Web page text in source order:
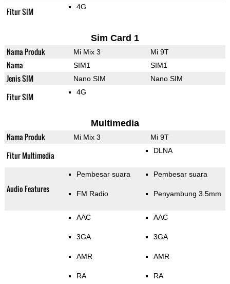
Fitur SIM 4G
Sim Card 1
Nama Produk Mi Mix 3 Mi 9T
Nama SIM1 SIM1
Jenis SIM Nano SIM Nano SIM
Fitur SIM 4G
Multimedia
Nama Produk Mi Mix 3 Mi 9T
Fitur Multimedia DLNA
Audio Features
Pembesar suara
FM Radio
Pembesar suara
Penyambung 3.5mm
AAC
3GA
AMR
RA
AAC
3GA
AMR
RA